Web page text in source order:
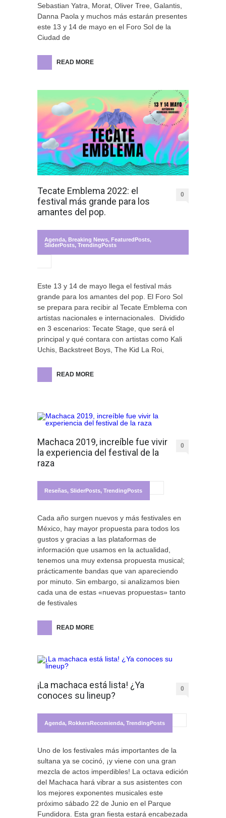
Sebastian Yatra, Morat, Oliver Tree, Galantis,
Danna Paola y muchos más estarán presentes
este 13 y 14 de mayo en el Foro Sol de la
Ciudad de
READ MORE
Tecate Emblema 2022: el
festival más grande para los
amantes del pop.
0
Agenda, Breaking News, FeaturedPosts,
SliderPosts, TrendingPosts
Este 13 y 14 de mayo llega el festival más
grande para los amantes del pop. El Foro Sol
se prepara para recibir al Tecate Emblema con
artistas nacionales e internacionales. Dividido
en 3 escenarios: Tecate Stage, que será el
principal y qué contara con artistas como Kali
Uchis, Backstreet Boys, The Kid La Roi,
READ MORE
Machaca 2019, increíble fue vivir
la experiencia del festival de la
raza
0
Reseñas, SliderPosts, TrendingPosts
Cada año surgen nuevos y más festivales en
México, hay mayor propuesta para todos los
gustos y gracias a las plataformas de
información que usamos en la actualidad,
tenemos una muy extensa propuesta musical;
prácticamente bandas que van apareciendo
por minuto. Sin embargo, si analizamos bien
cada una de estas «nuevas propuestas» tanto
de festivales
READ MORE
¡La machaca está lista! ¿Ya
conoces su lineup?
0
Agenda, RokkersRecomienda, TrendingPosts
Uno de los festivales más importantes de la
sultana ya se cocinó, ¡y viene con una gran
mezcla de actos imperdibles! La octava edición
del Machaca hará vibrar a sus asistentes con
los mejores exponentes musicales este
próximo sábado 22 de Junio en el Parque
Fundidora. Esta gran fiesta estará encabezada